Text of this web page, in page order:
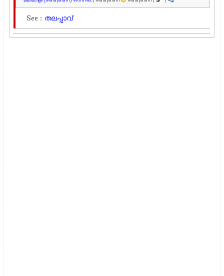
See : തലപ്പാവ്